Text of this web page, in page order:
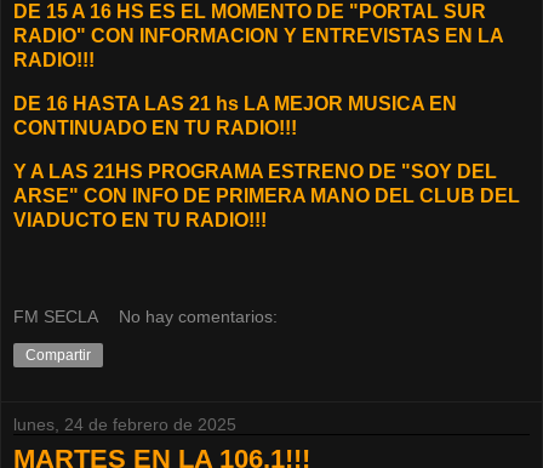
DE 15 A 16 HS ES EL MOMENTO DE "PORTAL SUR
RADIO" CON INFORMACION Y ENTREVISTAS EN LA
RADIO!!!
DE 16 HASTA LAS 21 hs LA MEJOR MUSICA EN
CONTINUADO EN TU RADIO!!!
Y A LAS 21HS PROGRAMA ESTRENO DE "SOY DEL
ARSE" CON INFO DE PRIMERA MANO DEL CLUB DEL
VIADUCTO EN TU RADIO!!!
FM SECLA No hay comentarios:
Compartir
lunes, 24 de febrero de 2025
MARTES EN LA 106.1!!!